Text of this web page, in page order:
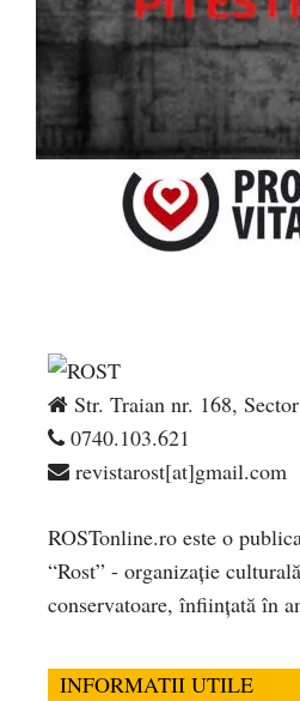
Str. Traian nr. 168,
0740.103.621
revistarost[at]gmail.com
ROSTonline.ro este o
“Rost” - organizaţie
conservatoare, înfiinţată în
INFORMATII UTILE